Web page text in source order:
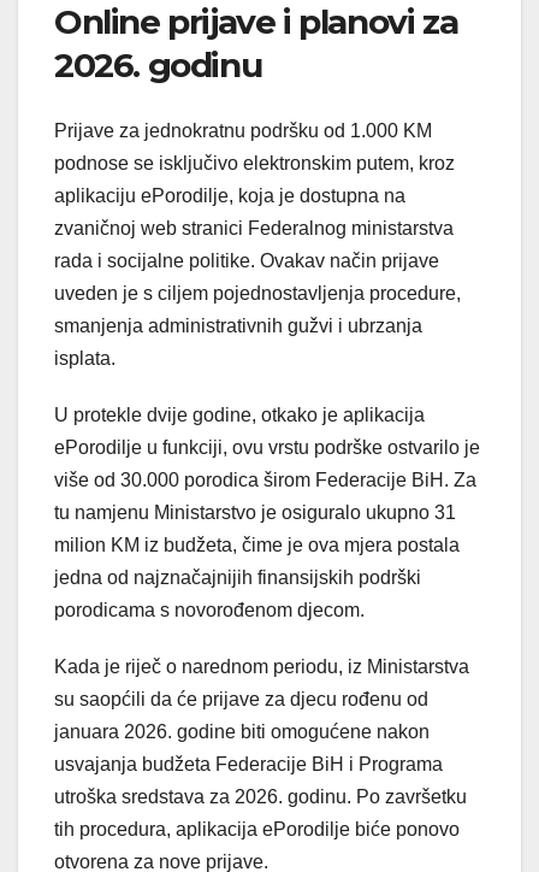
Online prijave i planovi za
2026. godinu
Prijave za jednokratnu podršku od 1.000 KM
podnose se isključivo elektronskim putem, kroz
aplikaciju ePorodilje, koja je dostupna na
zvaničnoj web stranici Federalnog ministarstva
rada i socijalne politike. Ovakav način prijave
uveden je s ciljem pojednostavljenja procedure,
smanjenja administrativnih gužvi i ubrzanja
isplata.
U protekle dvije godine, otkako je aplikacija
ePorodilje u funkciji, ovu vrstu podrške ostvarilo je
više od 30.000 porodica širom Federacije BiH. Za
tu namjenu Ministarstvo je osiguralo ukupno 31
milion KM iz budžeta, čime je ova mjera postala
jedna od najznačajnijih finansijskih podrški
porodicama s novorođenom djecom.
Kada je riječ o narednom periodu, iz Ministarstva
su saopćili da će prijave za djecu rođenu od
januara 2026. godine biti omogućene nakon
usvajanja budžeta Federacije BiH i Programa
utroška sredstava za 2026. godinu. Po završetku
tih procedura, aplikacija ePorodilje biće ponovo
otvorena za nove prijave.